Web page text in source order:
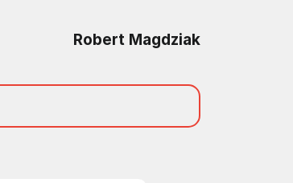
Robert Magdziak